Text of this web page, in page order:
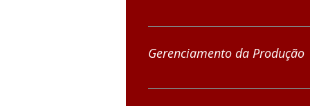
Estratégias de distribuição,
Gerenciamento da Produção
Gestão da Produção Gestão da